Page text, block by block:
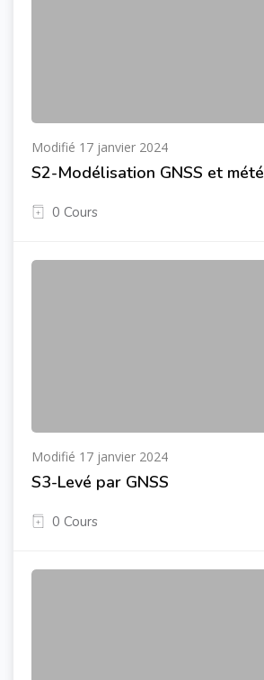
Modifié 17 janvier 2024
S2-Modélisation GNSS et
0 Cours
Modifié 17 janvier 2024
S3-Levé par GNSS
0 Cours